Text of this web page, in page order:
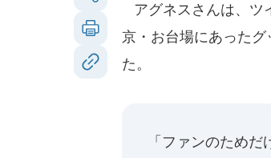
アグネスさんは、ツ
京・お台場にあった
た。
「ファンのため